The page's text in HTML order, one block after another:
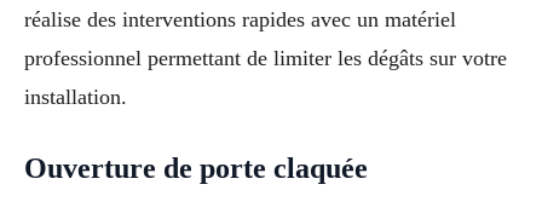
réalise des interventions rapides avec un matériel
professionnel permettant de limiter les dégâts sur votre
installation.
Ouverture de porte claquée